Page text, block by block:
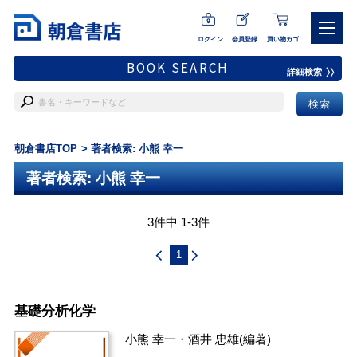
ログイン 会員登録 買い物カゴ
BOOK SEARCH 詳細検索
朝倉書店TOP 著者検索: 小熊 幸一
著者検索: 小熊 幸一
3件中 1-3件
1
基礎分析化学
小熊 幸一 ・酒井 忠雄(編著)